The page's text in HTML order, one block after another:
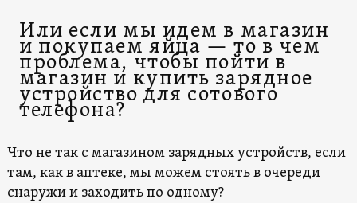
Или если мы идем в магазин
и покупаем яйца — то в чем
проблема, чтобы пойти в
магазин и купить зарядное
устройство для сотового
телефона?
Что не так с магазином зарядных устройств, если
там, как в аптеке, мы можем стоять в очереди
снаружи и заходить по одному?